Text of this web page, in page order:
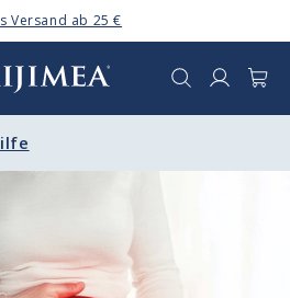
Versand ab 25 €
Anmelden